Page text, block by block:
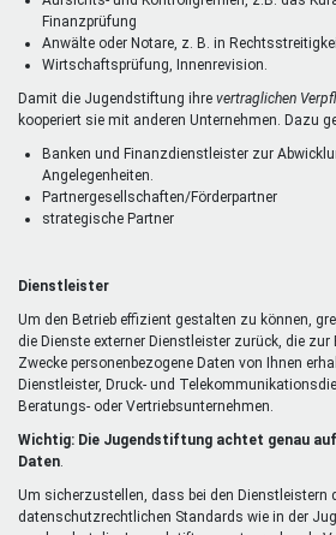
Finanzprüfung
Anwälte oder Notare, z. B. in
Wirtschaftsprüfung, Innenrevision.
Damit die Jugendstiftung ihre vertraglichen
kooperiert sie mit anderen Unternehmen. Dazu
Banken und Finanzdienstleister zur
Angelegenheiten.
Partnergesellschaften/Förderpartner
strategische Partner
Dienstleister
Um den Betrieb effizient gestalten zu können,
die Dienste externer Dienstleister zurück, die zur
Zwecke personenbezogene Daten von Ihnen
Dienstleister, Druck- und
Beratungs- oder Vertriebsunternehmen.
Wichtig: Die Jugendstiftung achtet genau
Daten
Um sicherzustellen, dass bei den Dienstleistern
datenschutzrechtlichen Standards wie in der